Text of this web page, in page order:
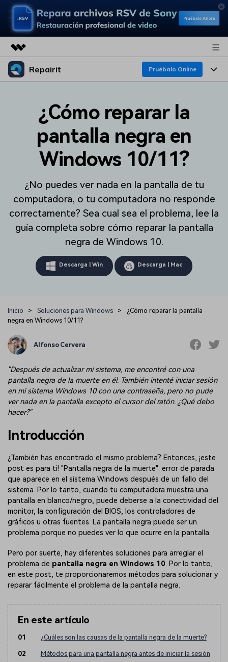
Productos destacados
Quiénes somos
Sala de prensa
Soporte
Repairit Pruébalo Online
Repairit IA
Repara y mejora archivos con IA
multiplataforma
Pruébalo Gratis
Repairit en Línea IA
Repara y mejora archivos en línea
Pruébalo Gratis
Funciones
Para PC
En Línea
¿Por qué Repairit?
Perspectiva Tecnológica
Guías y Soporte
Soluciones de Video
Soluciones de Archivos
Soluciones de Audio
Precios
Repairit Toolkit
Repara profesionalmente tus videos, fotos,
documentos y audios con inteligencia artificial.
Recupera sin complicaciones tus archivos
PST/OST y correos electrónicos eliminados de
Abre la app Iniciar sesión
¿Cómo reparar la
pantalla negra en
Windows 10/11?
¿No puedes ver nada en la pantalla de tu
computadora, o tu computadora no responde
correctamente? Sea cual sea el problema, lee la
guía completa sobre cómo reparar la pantalla
negra de Windows 10.
Descarga | Win Descarga | Mac
Inicio > Soluciones para Windows >
¿Cómo reparar la pantalla
negra en Windows 10/11?
Alfonso Cervera
"Después de actualizar mi sistema, me encontré con una
pantalla negra de la muerte en él. También intenté iniciar sesión
en mi sistema Windows 10 con una contraseña, pero no pude
ver nada en la pantalla excepto el cursor del ratón. ¿Qué debo
hacer?"
Introducción
¿También has encontrado el mismo problema? Entonces, ¡este
post es para ti! "Pantalla negra de la muerte": error de parada
que aparece en el sistema Windows después de un fallo del
sistema. Por lo tanto, cuando tu computadora muestra una
pantalla en blanco/negro, puede deberse a la conectividad del
monitor, la configuración del BIOS, los controladores de
gráficos u otras fuentes. La pantalla negra puede ser un
problema porque no puedes ver lo que ocurre en la pantalla.
Pero por suerte, hay diferentes soluciones para arreglar el
problema de pantalla negra en Windows 10. Por lo tanto,
en este post, te proporcionaremos métodos para solucionar y
reparar fácilmente el problema de la pantalla negra.
En este artículo
01 ¿Cuáles son las causas de la pantalla negra de la muerte?
02 Métodos para una pantalla negra antes de iniciar la sesión